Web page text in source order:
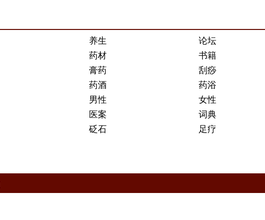
养生
论坛
药材
书籍
膏药
刮痧
药酒
药浴
男性
女性
医案
词典
砭石 足疗